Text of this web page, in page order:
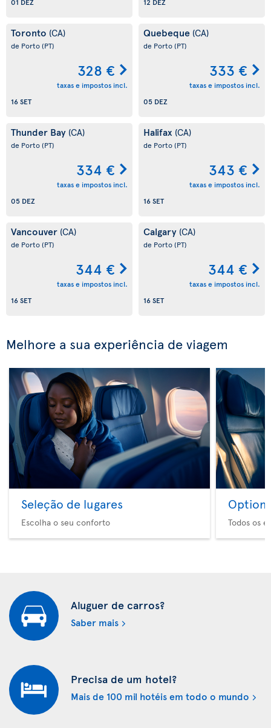
01 DEZ
12 DEZ
Toronto (CA)
de Porto(PT)
328 €
taxas e impostos incl.
16 SET
Quebeque (CA)
de Porto(PT)
333 €
taxas e impostos incl.
05 DEZ
Thunder Bay (CA)
de Porto(PT)
334 €
taxas e impostos incl.
05 DEZ
Halifax (CA)
de Porto(PT)
343 €
taxas e impostos incl.
16 SET
Vancouver (CA)
de Porto(PT)
344 €
taxas e impostos incl.
16 SET
Calgary (CA)
de Porto(PT)
344 €
taxas e impostos incl.
16 SET
Melhore a sua experiência de viagem
Seleção de lugares
Escolha o seu conforto
Option
Todos os
Aluguer de carros?
Saber mais
Precisa de um hotel?
Mais de 100 mil hotéis em todo o mundo